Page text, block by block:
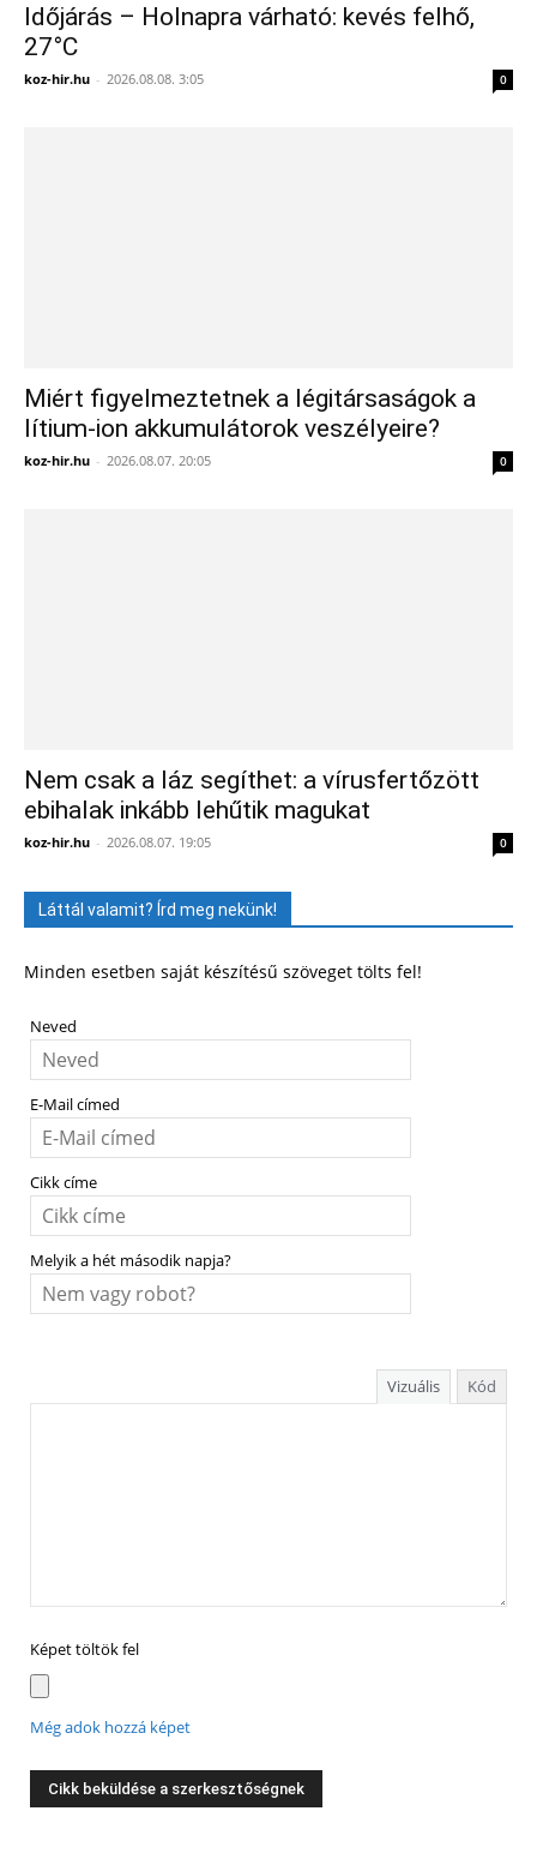
Időjárás – Holnapra várható: kevés felhő,
27°C
koz-hir.hu - 2026.08.08. 3:05 0
Miért figyelmeztetnek a légitársaságok a
lítium-ion akkumulátorok veszélyeire?
koz-hir.hu - 2026.08.07. 20:05 0
Nem csak a láz segíthet: a vírusfertőzött
ebihalak inkább lehűtik magukat
koz-hir.hu - 2026.08.07. 19:05 0
Láttál valamit? Írd meg nekünk!
Minden esetben saját készítésű szöveget tölts fel!
Neved
E-Mail címed
Cikk címe
Melyik a hét második napja?
Vizuális Kód
Képet töltök fel
Még adok hozzá képet